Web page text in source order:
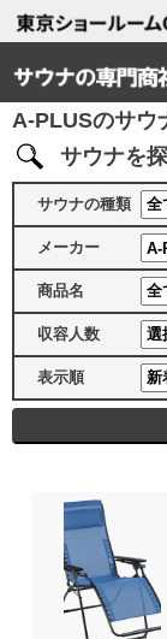
A-PLUSのサウ
サウナを
サウナの種類
メーカー
商品名
収容人数
表示順